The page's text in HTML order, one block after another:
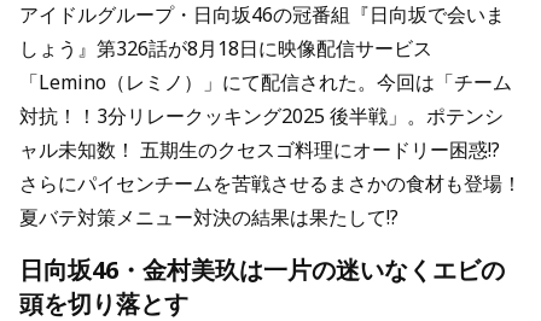
アイドルグループ・日向坂46の冠番組『日向坂で会いま
しょう』第326話が8月18日に映像配信サービス
「Lemino（レミノ）」にて配信された。今回は「チーム
対抗！！3分リレークッキング2025 後半戦」。ポテンシ
ャル未知数！ 五期生のクセスゴ料理にオードリー困惑!?
さらにパイセンチームを苦戦させるまさかの食材も登場！
夏バテ対策メニュー対決の結果は果たして!?
日向坂46・金村美玖は一片の迷いなくエビの
頭を切り落とす